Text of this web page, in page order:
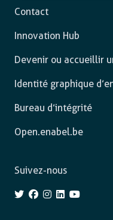
Contact
Innovation Hub
Devenir ou accueillir
Identité graphique
Bureau d’intégrité
Open.enabel.be
Suivez-nous